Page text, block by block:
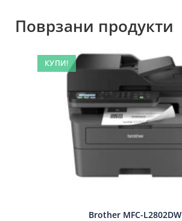
Поврзани продукти
КУПИ!
Brother MFC-L2802DW